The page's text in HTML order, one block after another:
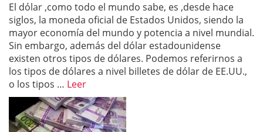
El dólar ,como todo el mundo sabe, es ,desde hace
siglos, la moneda oficial de Estados Unidos, siendo la
mayor economía del mundo y potencia a nivel mundial.
Sin embargo, además del dólar estadounidense
existen otros tipos de dólares. Podemos referirnos a
los tipos de dólares a nivel billetes de dólar de EE.UU.,
o los tipos … Leer